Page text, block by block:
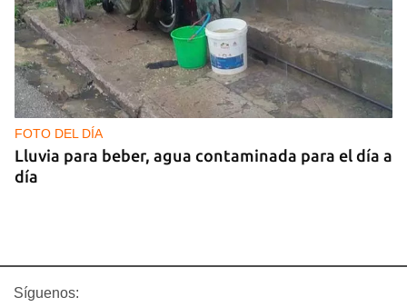
FOTO DEL DÍA
Lluvia para beber, agua contaminada para el día a
día
Síguenos: